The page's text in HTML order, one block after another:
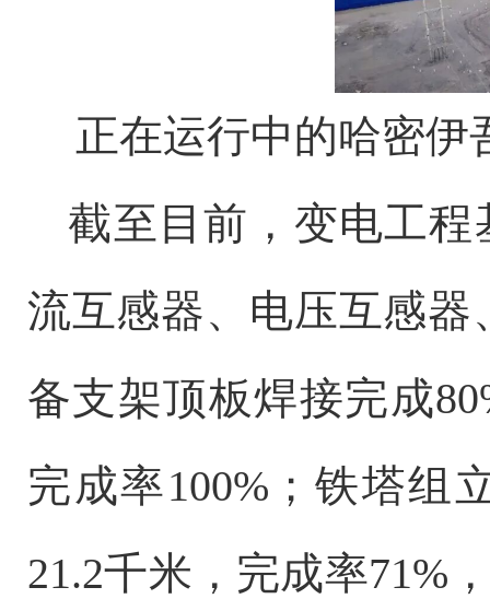
正在运行中的哈密伊
截至目前，变电工
流互感器、电压互感
备支架顶板焊接完成
完成率100%；铁塔组
21.2千米，完成率71%